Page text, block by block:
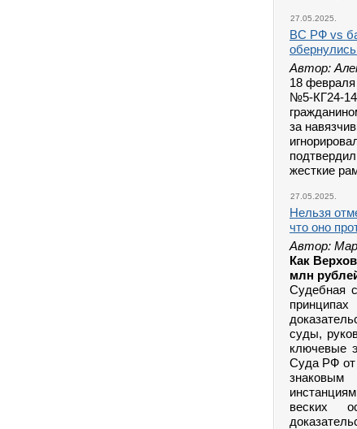
27.05.2025.
ВС РФ vs
Автор:
18
№5-КГ24-
за
жесткие
27.05.2025.
Нельзя
что оно
Автор:
Как
млн
Судебная
суды,
ключевые
Суда РФ от
веских